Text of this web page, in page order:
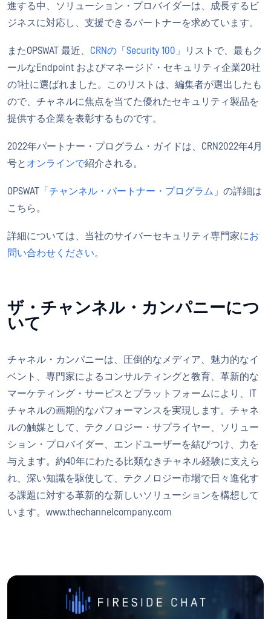
進する中、ソリューション・プロバイダーは、成長するビ
ジネスに対応し、支援できるパートナーを求めています。
またOPSWAT 最近、 CRNの「Security 100」
リストで、最もク
ールなEndpoint およびマネージド・セキュリティ企業20社
の1社に選ばれました。このリストは、編集者が選出したも
ので、チャネルに焦点を当てた優れたセキュリティ製品を
提供する企業を表彰するものです。
2022年パートナー・プログラム・ガイドは、CRN2022年4月
号と オンラインで紹介される。
OPSWAT「 チャンネル・パートナー・プログラム 」の詳細は
こちら。
詳細については、当社のサイバーセキュリティ専門家にお
問い合わせください。
ザ・チャンネル・カンパニーにつ
いて
チャネル・カンパニーは、圧倒的なメディア、魅力的なイ
ベント、専門家によるコンサルティングと教育、革新的な
マーケティング・サービスとプラットフォームにより、IT
チャネルの画期的なパフォーマンスを実現します。チャネ
ルの触媒として、テクノロジー・サプライヤー、ソリュー
ション・プロバイダー、エンドユーザーを結びつけ、力を
与えます。約40年にわたる比類なきチャネル経験に支えら
れ、深い知識を駆使して、テクノロジー市場で日々進化す
る課題に対する革新的な新しいソリューションを構想して
います。www.thechannelcompany.com